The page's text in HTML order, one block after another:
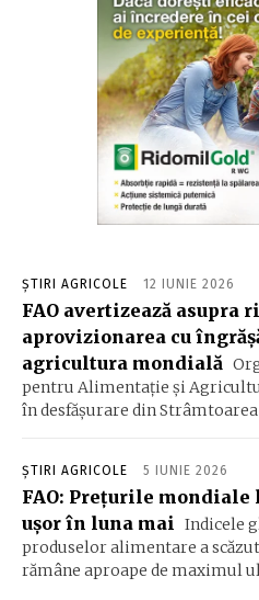
ȘTIRI AGRICOLE 12 IUNIE 2026
FAO avertizează
aprovizionarea cu
agricultura mondială
pentru Alimentație și
în desfășurare din
ȘTIRI AGRICOLE 5 IUNIE 2026
FAO: Preţurile mondiale
uşor în luna mai Indicele
produselor alimentare a
rămâne aproape de maximul